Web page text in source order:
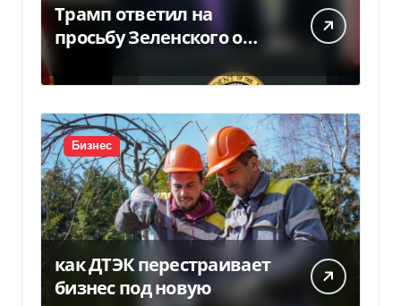
Трамп ответил на
просьбу Зеленского о
предоставлении Украине
ракет Patriot (видео)
Бизнес
как ДТЭК перестраивает
бизнес под новую